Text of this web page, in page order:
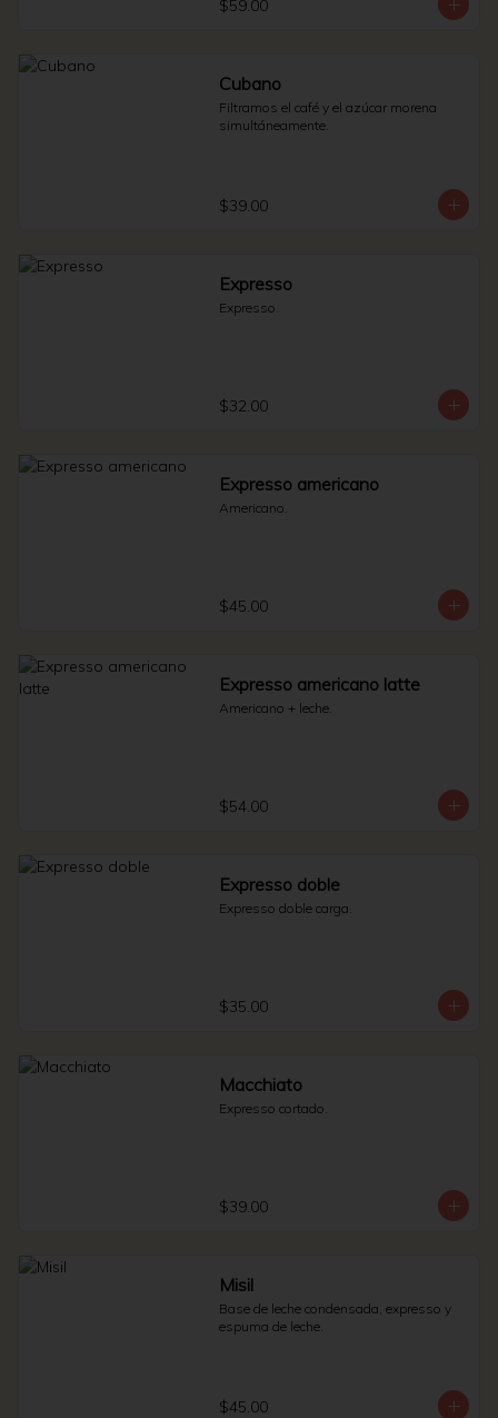
$59.00
Cubano
Filtramos el café y el azúcar morena
simultáneamente.
$39.00
Expresso
Expresso.
$32.00
Expresso americano
Americano.
$45.00
Expresso americano latte
Americano + leche.
$54.00
Expresso doble
Expresso doble carga.
$35.00
Macchiato
Expresso cortado.
$39.00
Misil
Base de leche condensada, expresso y
espuma de leche.
$45.00